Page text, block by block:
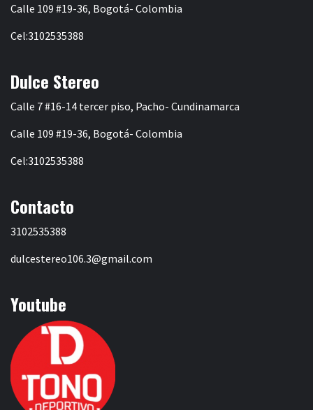
Calle 109 #19-36, Bogotá- Colombia
Cel:3102535388
Dulce Stereo
Calle 7 #16-14 tercer piso, Pacho- Cundinamarca
Calle 109 #19-36, Bogotá- Colombia
Cel:3102535388
Contacto
3102535388
dulcestereo106.3@gmail.com
Youtube